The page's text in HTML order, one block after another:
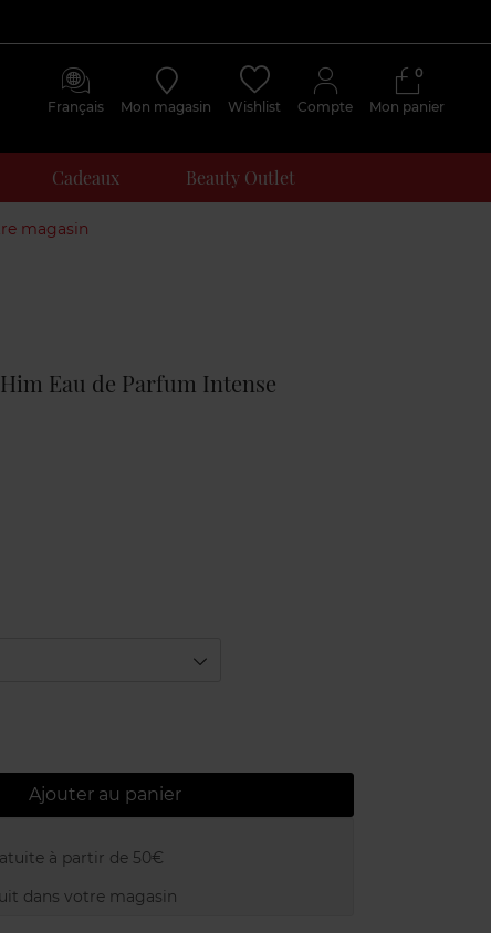
Français Mon magasin Wishlist Compte Mon panier
0
Cadeaux Beauty Outlet
magasin
clients
Eau de Parfum Intense
Ajouter au panier
à partir de 50€
dans votre magasin